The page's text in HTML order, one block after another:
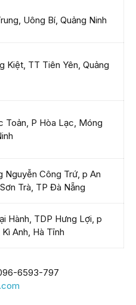
Uông Bí, Quảng Ninh
Kiệt, TT Tiên Yên, Quảng
Toản, P Hòa Lạc, Móng
Nguyễn Công Trứ, p An
Trà, TP Đà Nẵng
Hành, TDP Hưng Lợi, p
Anh, Hà Tĩnh
6593-797